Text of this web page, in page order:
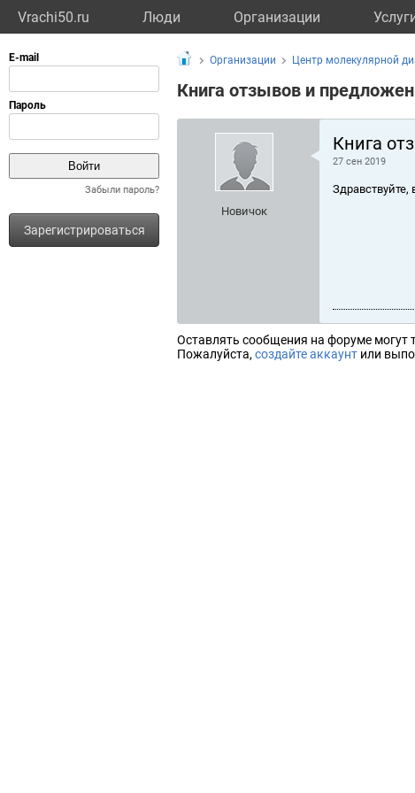
Vrachi50.ru Люди Организации
Забыли пароль?
Зарегистрироваться
Организации Центр молекулярной
Книга отзывов и
Новичок
Книга
27 сен 2019
Оставлять сообщения на форуме могут
Пожалуйста, создайте аккаунт или